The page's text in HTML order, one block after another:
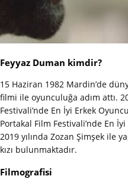
Feyyaz Duman kimdir?
15 Haziran 1982 Mardin’de
filmi ile oyunculuğa adım attı.
Festivali’nde En İyi Erkek
Portakal Film Festivali’nde En
2019 yılında Zozan Şimşek ile
kızı bulunmaktadır.
Filmografisi